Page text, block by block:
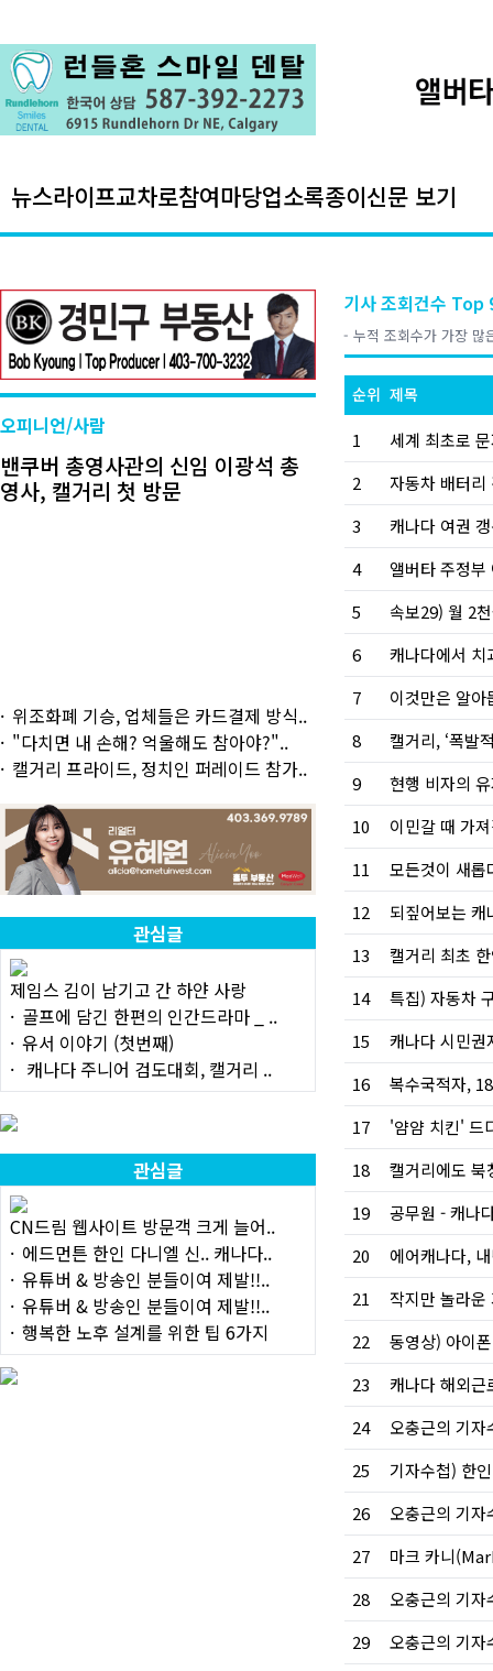
뉴스라이프교차로참여마당업소록종이신문 보기
오피니언/사람
밴쿠버 총영사관의 신임 이광석 총
영사, 캘거리 첫 방문
위조화폐 기승, 업체들은 카드결제 방식..
"다치면 내 손해? 억울해도 참아야?"..
캘거리 프라이드, 정치인 퍼레이드 참가..
관심글
제임스 김이 남기고 간 하얀 사랑
골프에 담긴 한편의 인간드라마 _ ..
유서 이야기 (첫번째)
캐나다 주니어 검도대회, 캘거리 ..
관심글
CN드림 웹사이트 방문객 크게 늘어..
에드먼튼 한인 다니엘 신.. 캐나다..
유튜버 & 방송인 분들이여 제발!!..
유튜버 & 방송인 분들이여 제발!!..
행복한 노후 설계를 위한 팁 6가지
기사 조회건수 Top
- 누적 조회수가 가장 많
순위 제목
1
2
3
4
앨버타 주정
5
6
캐나다에서
7
8
9
현행 비자의
10
이민갈 때 가
11
모든것이 새
12
되짚어보는
13
14
특집) 자동차
15
캐나다 시민권
16
복수국적자,
17
18
캘거리에도 북
19
공무원 - 캐나
20
21
22
동영상) 아이
23
24
25
26
27
28
29
오충근의 기